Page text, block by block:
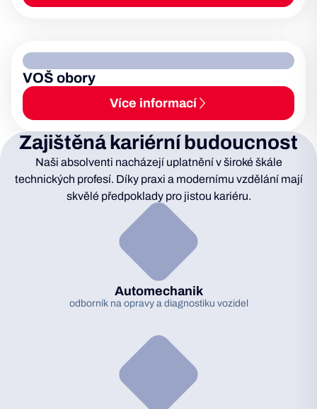
VOŠ obory
Více informací
Zajištěná kariérní budoucnost
Naši absolventi nacházejí uplatnění v široké škále
technických profesí. Díky praxi a modernímu vzdělání mají
skvělé předpoklady pro jistou kariéru.
Automechanik
odborník na opravy a diagnostiku vozidel